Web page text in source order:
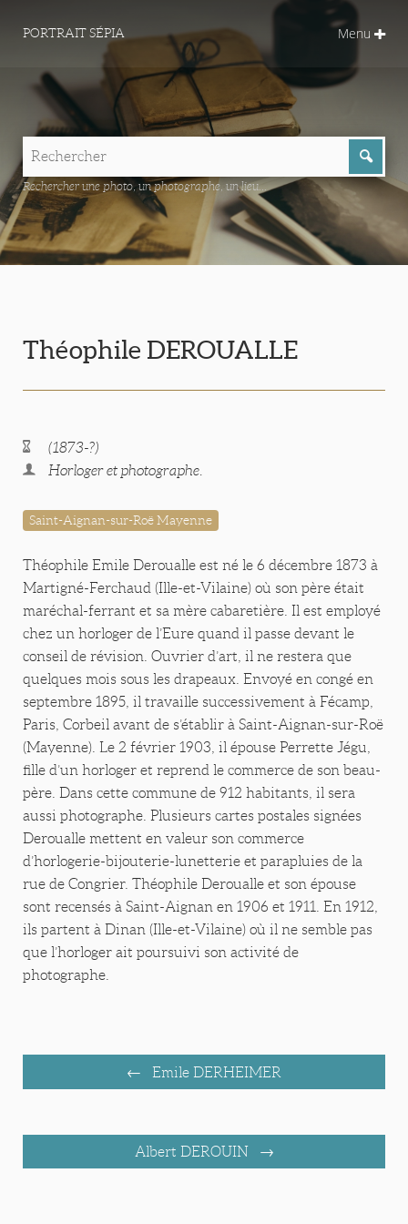
PORTRAIT SÉPIA Menu
Rechercher une photo, un photographe, un lieu...
Théophile DEROUALLE
(1873-?)
Horloger et photographe.
Saint-Aignan-sur-Roë Mayenne
Théophile Emile Deroualle est né le 6 décembre 1873 à
Martigné-Ferchaud (Ille-et-Vilaine) où son père était
maréchal-ferrant et sa mère cabaretière. Il est employé
chez un horloger de l’Eure quand il passe devant le
conseil de révision. Ouvrier d’art, il ne restera que
quelques mois sous les drapeaux. Envoyé en congé en
septembre 1895, il travaille successivement à Fécamp,
Paris, Corbeil avant de s’établir à Saint-Aignan-sur-Roë
(Mayenne). Le 2 février 1903, il épouse Perrette Jégu,
fille d’un horloger et reprend le commerce de son beau-
père. Dans cette commune de 912 habitants, il sera
aussi photographe. Plusieurs cartes postales signées
Deroualle mettent en valeur son commerce
d’horlogerie-bijouterie-lunetterie et parapluies de la
rue de Congrier. Théophile Deroualle et son épouse
sont recensés à Saint-Aignan en 1906 et 1911. En 1912,
ils partent à Dinan (Ille-et-Vilaine) où il ne semble pas
que l’horloger ait poursuivi son activité de
photographe.
Emile DERHEIMER
Albert DEROUIN